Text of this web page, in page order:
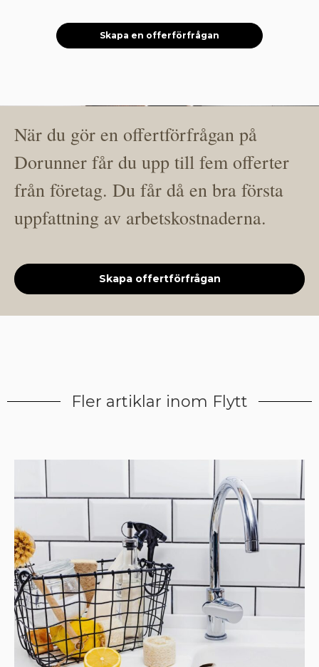
Skapa en offerförfrågan
När du gör en offertförfrågan på
Dorunner får du upp till fem offerter
från företag. Du får då en bra första
uppfattning av arbetskostnaderna.
Skapa offertförfrågan
Fler artiklar inom Flytt